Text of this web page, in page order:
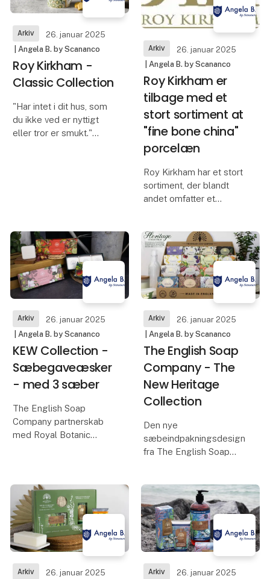
sine akvareller
Arkiv
26. januar 2025
| Angela B. by Scananco
Roy Kirkham -
Classic Collection
"Har intet i dit hus, som
du ikke ved er nyttigt
eller tror er smukt."
Arkiv
26. januar 2025
| Angela B. by Scananco
Roy Kirkham er
tilbage med et
stort sortiment at
"fine bone china"
porcelæn
Roy Kirkham har et stort
sortiment, der blandt
andet omfatter et
restaurationsporcelæn,
men vi har valgt at
fokusere på firmaets
produkter til den private
husholdning. D
Arkiv
26. januar 2025
| Angela B. by Scananco
KEW Collection -
Sæbegaveæsker
- med 3 sæber
The English Soap
Company partnerskab
med Royal Botanic
tre nye tredobbelte
sæbegaveæsker til
deres kollektion, med
tre af deres
Arkiv
26. januar 2025
| Angela B. by Scananco
The English Soap
Company - The
New Heritage
Collection
Den nye
sæbeindpakningsdesign
fra The English Soap
nostalgi med et friskt,
moderne twist. Hvert af
de fem designs hylder
en af deres klassiske
sæbedufte, med elegan
Arkiv 26. januar 2025 Arkiv 26. januar 2025